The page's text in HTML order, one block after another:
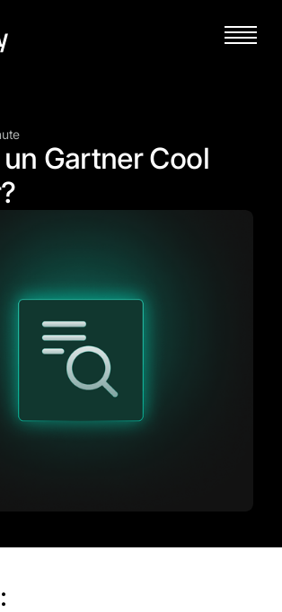
Gartner Cool